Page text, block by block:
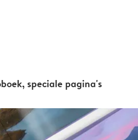
speciale pagina's